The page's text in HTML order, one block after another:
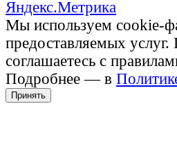
Мы используем cookie-
предоставляемых
соглашаетесь с
Подробнее — в
Принять